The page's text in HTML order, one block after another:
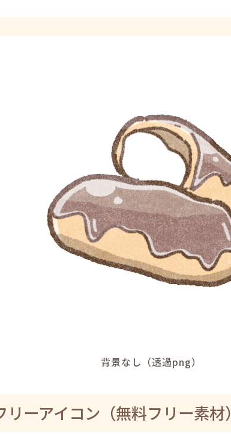
背景なし（透過png）
ーアイコン（無料フリー素材）